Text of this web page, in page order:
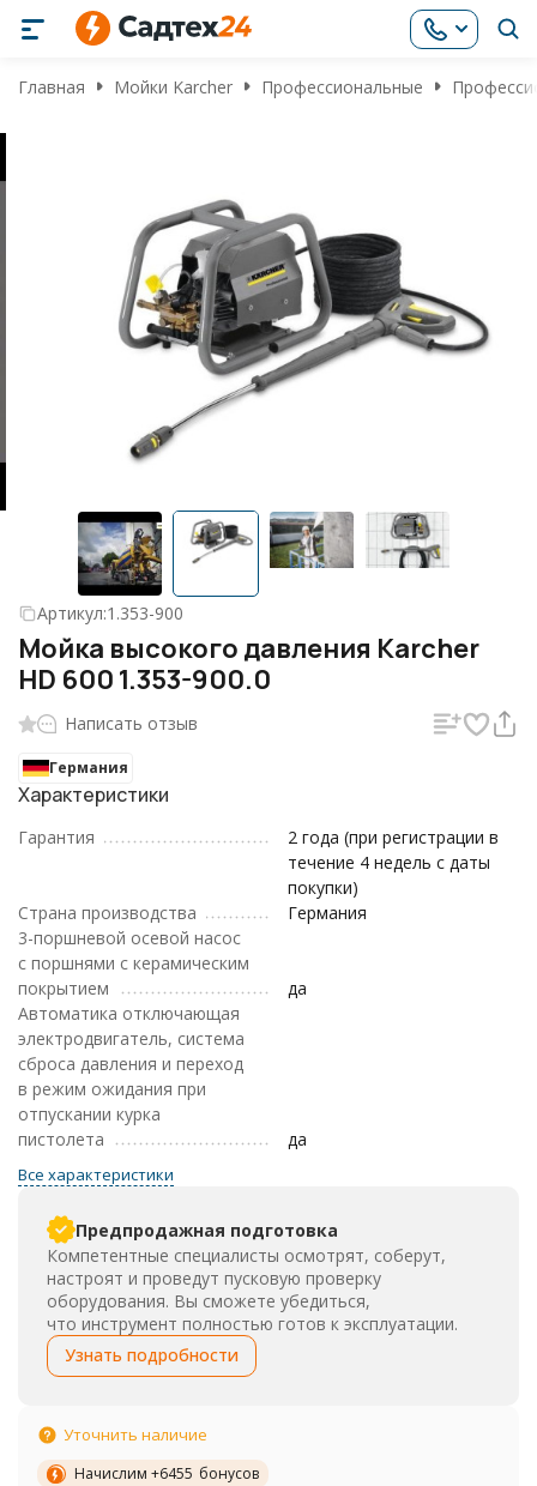
Главная Мойки Karcher Профессиональные
Артикул:1.353-900
Мойка высокого давления Karcher
HD 600 1.353-900.0
Написать отзыв
Германия
Характеристики
Гарантия
2 года (при регистрации в
течение 4 недель с даты
покупки)
Страна производства
Германия
3-поршневой осевой насос
с поршнями с керамическим
покрытием
да
Автоматика отключающая
электродвигатель, система
сброса давления и переход
в режим ожидания при
отпускании курка
пистолета
да
Все характеристики
Предпродажная подготовка
Компетентные специалисты осмотрят, соберут,
настроят и проведут пусковую проверку
оборудования. Вы сможете убедиться,
что инструмент полностью готов к эксплуатации.
Узнать подробности
Уточнить наличие
Начислим +6455 бонусов